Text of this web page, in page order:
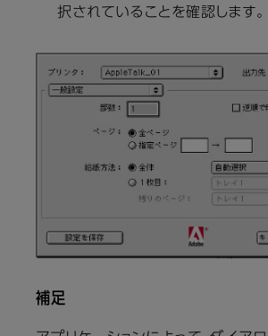
択されていることを確認します。
補足